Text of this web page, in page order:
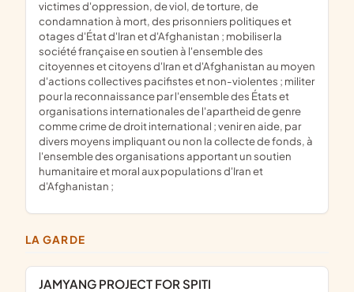
victimes d'oppression, de viol, de torture, de
condamnation à mort, des prisonniers politiques et
otages d'État d'Iran et d'Afghanistan ; mobiliser la
société française en soutien à l'ensemble des
citoyennes et citoyens d'Iran et d'Afghanistan au moyen
d'actions collectives pacifistes et non-violentes ; militer
pour la reconnaissance par l'ensemble des États et
organisations internationales de l'apartheid de genre
comme crime de droit international ; venir en aide, par
divers moyens impliquant ou non la collecte de fonds, à
l'ensemble des organisations apportant un soutien
humanitaire et moral aux populations d'Iran et
d'Afghanistan ;
LA GARDE
JAMYANG PROJECT FOR SPITI